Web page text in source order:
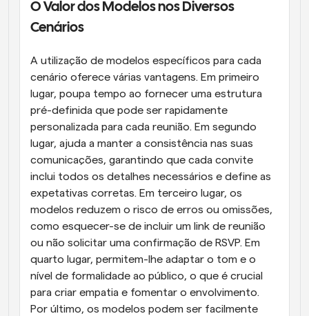
O Valor dos Modelos nos Diversos
Cenários
A utilização de modelos específicos para cada
cenário oferece várias vantagens. Em primeiro
lugar, poupa tempo ao fornecer uma estrutura
pré-definida que pode ser rapidamente
personalizada para cada reunião. Em segundo
lugar, ajuda a manter a consistência nas suas
comunicações, garantindo que cada convite
inclui todos os detalhes necessários e define as
expetativas corretas. Em terceiro lugar, os
modelos reduzem o risco de erros ou omissões,
como esquecer-se de incluir um link de reunião
ou não solicitar uma confirmação de RSVP. Em
quarto lugar, permitem-lhe adaptar o tom e o
nível de formalidade ao público, o que é crucial
para criar empatia e fomentar o envolvimento.
Por último, os modelos podem ser facilmente